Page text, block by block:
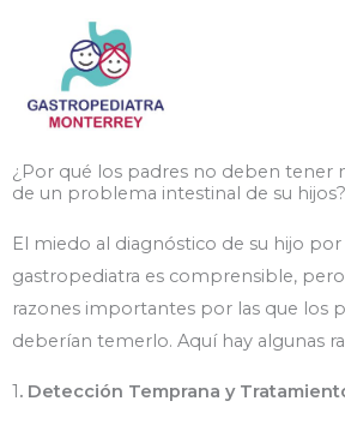
contenido
¿Por qué los padres no deben tener
de un problema intestinal de su hijos?
El miedo al diagnóstico de su hijo
gastropediatra es comprensible, pero
razones importantes por las que los
deberían temerlo. Aquí hay algunas
1. Detección Temprana y